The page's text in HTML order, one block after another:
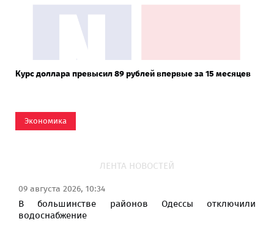
Курс доллара превысил 89 рублей впервые за 15 месяцев
Экономика
ЛЕНТА НОВОСТЕЙ
09 августа 2026, 10:34
В большинстве районов Одессы отключили
водоснабжение